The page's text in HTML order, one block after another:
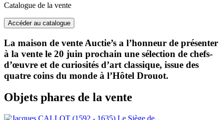
Catalogue de la vente
Accéder au catalogue
La maison de vente Auctie’s a l’honneur de présenter
à la vente le 20 juin prochain une sélection de chefs-
d’œuvre et de curiosités d’art classique, issue des
quatre coins du monde à l’Hôtel Drouot.
Objets phares de la vente